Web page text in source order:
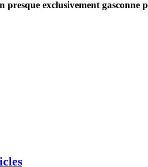
presque exclusivement